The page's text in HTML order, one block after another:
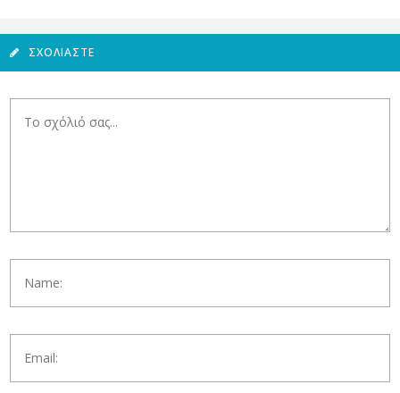
ΣΧΟΛΙΆΣΤΕ